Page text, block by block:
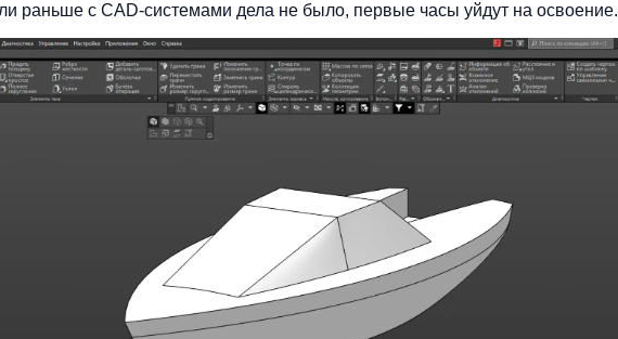
раньше с CAD-системами дела не было, первые часы уйдут на освоение.